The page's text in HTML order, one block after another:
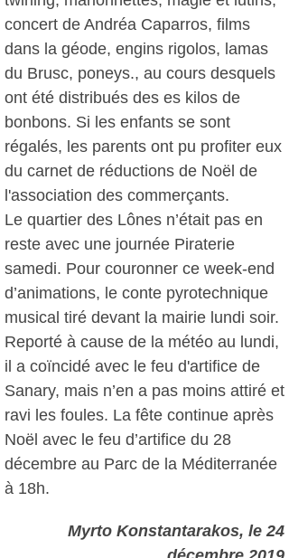
concert de Andréa Caparros, films
dans la géode, engins rigolos, lamas
du Brusc, poneys., au cours desquels
ont été distribués des es kilos de
bonbons. Si les enfants se sont
régalés, les parents ont pu profiter eux
du carnet de réductions de Noël de
l'association des commerçants.
Le quartier des Lônes n’était pas en
reste avec une journée Piraterie
samedi. Pour couronner ce week-end
d’animations, le conte pyrotechnique
musical tiré devant la mairie lundi soir.
Reporté à cause de la météo au lundi,
il a coïncidé avec le feu d'artifice de
Sanary, mais n’en a pas moins attiré et
ravi les foules. La fête continue après
Noël avec le feu d’artifice du 28
décembre au Parc de la Méditerranée
à 18h.
Myrto Konstantarakos, le 24